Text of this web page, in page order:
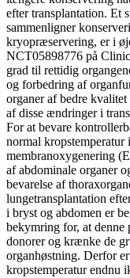
efter transplantation. Et
sammenligner
kryopræservering, er i
NCT05898776 på
grad til rettidig
og forbedring af
organer af bedre
af ​​disse ændringer i
For at bevare
normal
membranoxygenering
af ​​abdominale organer
bevarelse af
lungetransplantation
i bryst og abdomen er
bekymring for, at denne
donorer og krænke de
organhøstning. Derfor
kropstemperatur endnu